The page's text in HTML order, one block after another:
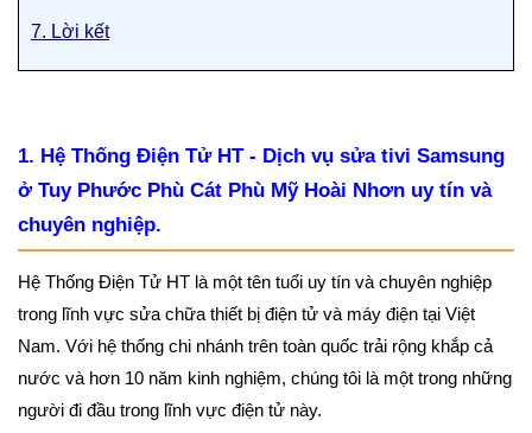
7. Lời kết
1. Hệ Thống Điện Tử HT - Dịch vụ sửa tivi Samsung
ở Tuy Phước Phù Cát Phù Mỹ Hoài Nhơn uy tín và
chuyên nghiệp.
Hệ Thống Điện Tử HT là một tên tuổi uy tín và chuyên nghiệp
trong lĩnh vực sửa chữa thiết bị điện tử và máy điện tại Việt
Nam. Với hệ thống chi nhánh trên toàn quốc trải rộng khắp cả
nước và hơn 10 năm kinh nghiệm, chúng tôi là một trong những
người đi đầu trong lĩnh vực điện tử này.